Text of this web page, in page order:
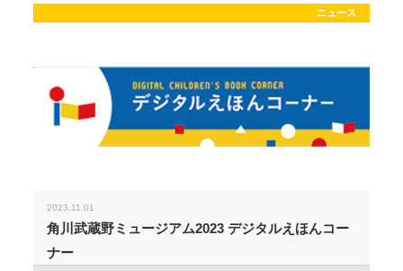
ニュース
2023.11.01
角川武蔵野ミュージアム2023 デジタルえほんコー
ナー